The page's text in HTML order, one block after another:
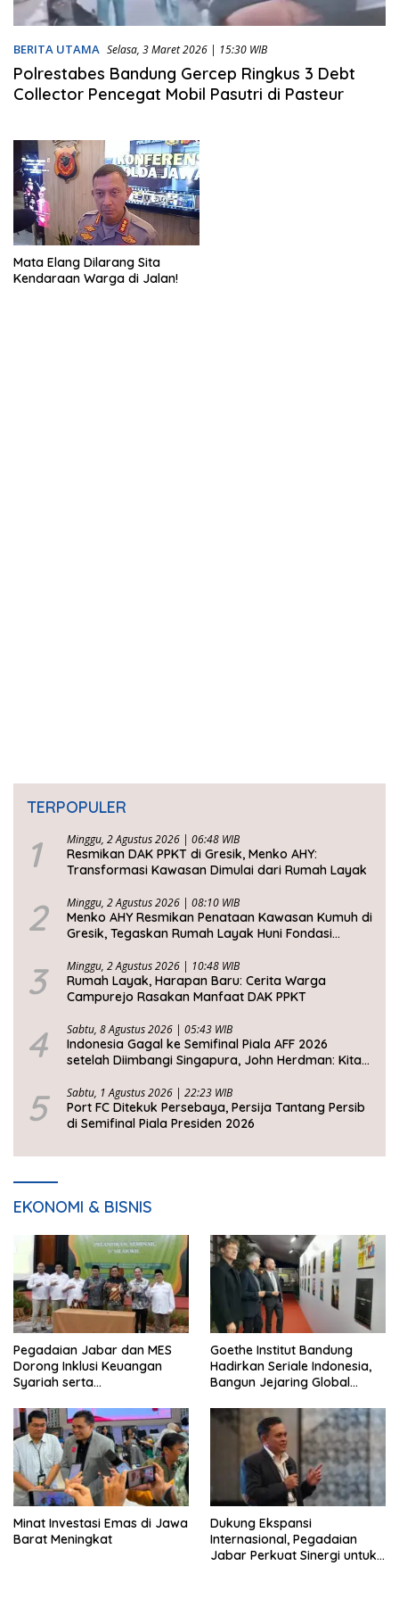
BERITA UTAMA Selasa, 3 Maret 2026 | 15:30 WIB
Polrestabes Bandung Gercep Ringkus 3 Debt
Collector Pencegat Mobil Pasutri di Pasteur
Mata Elang Dilarang Sita
Kendaraan Warga di Jalan!
TERPOPULER
1 Minggu, 2 Agustus 2026 | 06:48 WIB
Resmikan DAK PPKT di Gresik, Menko AHY:
Transformasi Kawasan Dimulai dari Rumah Layak
2 Minggu, 2 Agustus 2026 | 08:10 WIB
Menko AHY Resmikan Penataan Kawasan Kumuh di
Gresik, Tegaskan Rumah Layak Huni Fondasi
3 Minggu, 2 Agustus 2026 | 10:48 WIB
Rumah Layak, Harapan Baru: Cerita Warga
Campurejo Rasakan Manfaat DAK PPKT
4 Sabtu, 8 Agustus 2026 | 05:43 WIB
Indonesia Gagal ke Semifinal Piala AFF 2026
setelah Diimbangi Singapura, John Herdman: Kita
5 Sabtu, 1 Agustus 2026 | 22:23 WIB
Port FC Ditekuk Persebaya, Persija Tantang Persib
di Semifinal Piala Presiden 2026
EKONOMI & BISNIS
Pegadaian Jabar dan MES
Dorong Inklusi Keuangan
Syariah serta
Goethe Institut Bandung
Hadirkan Seriale Indonesia,
Bangun Jejaring Global
Minat Investasi Emas di Jawa
Barat Meningkat
Dukung Ekspansi
Internasional, Pegadaian
Jabar Perkuat Sinergi untuk